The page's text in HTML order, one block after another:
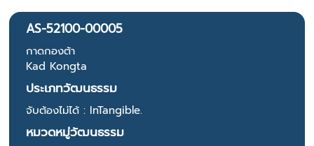
AS-52100-00005
กาดกองต้า
Kad Kongta
ประเภทวัฒนธรรม
จับต้องไม่ได้ : InTangible.
หมวดหมู่วัฒนธรรม